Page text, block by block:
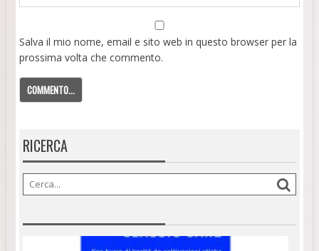
Salva il mio nome, email e sito web in questo browser per la
prossima volta che commento.
RICERCA